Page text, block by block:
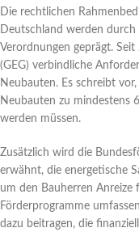
Die rechtlichen
Deutschland werden durch
Verordnungen geprägt.
(GEG) verbindliche
Neubauten. Es schreibt
Neubauten zu mindestens
werden müssen.
Zusätzlich wird die
erwähnt, die energetische
um den Bauherren Anreize
Förderprogramme
dazu beitragen, die